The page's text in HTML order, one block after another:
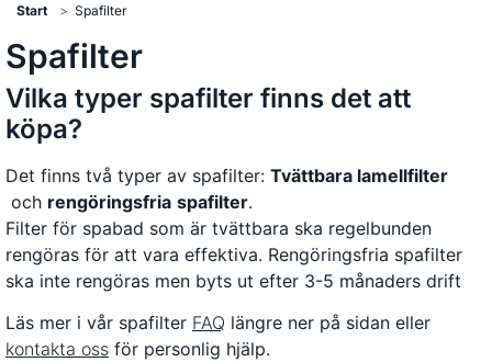
Start Spafilter
Spafilter
Vilka typer spafilter finns det att
köpa?
Det finns två typer av spafilter: Tvättbara lamellfilter
och rengöringsfria spafilter.
Filter för spabad som är tvättbara ska regelbunden
rengöras för att vara effektiva. Rengöringsfria spafilter
ska inte rengöras men byts ut efter 3-5 månaders drift
Läs mer i vår spafilter FAQ längre ner på sidan eller
kontakta oss för personlig hjälp.